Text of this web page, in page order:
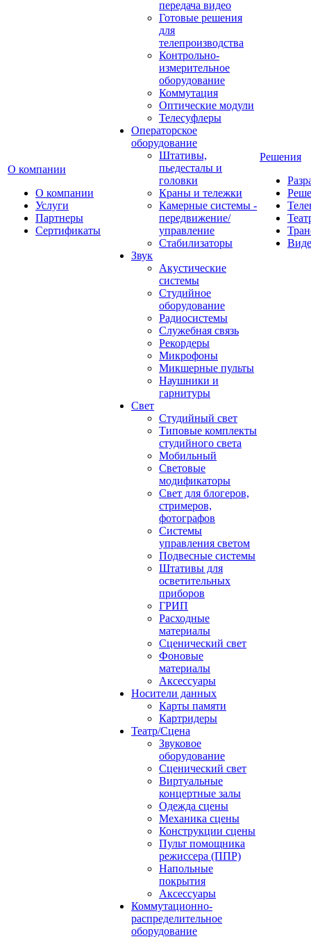
О компании
О компании
Услуги
Партнеры
Сертификаты
передача видео
Готовые решения
для
телепроизводства
Контрольно-
измерительное
оборудование
Коммутация
Оптические модули
Телесуфлеры
Операторское
оборудование
Штативы,
пьедесталы и
головки
Краны и тележки
Камерные системы -
передвижение/
управление
Стабилизаторы
Звук
Акустические
системы
Студийное
оборудование
Радиосистемы
Служебная связь
Рекордеры
Микрофоны
Микшерные пульты
Наушники и
гарнитуры
Свет
Студийный свет
Типовые комплекты
студийного света
Мобильный
Световые
модификаторы
Свет для блогеров,
стримеров,
фотографов
Системы
управления светом
Подвесные системы
Штативы для
осветительных
приборов
ГРИП
Расходные
материалы
Сценический свет
Фоновые
материалы
Аксессуары
Носители данных
Карты памяти
Картридеры
Театр/Сцена
Звуковое
оборудование
Сценический свет
Виртуальные
концертные залы
Одежда сцены
Механика сцены
Конструкции сцены
Пульт помощника
режиссера (ППР)
Напольные
покрытия
Аксессуары
Коммутационно-
распределительное
оборудование
Решения